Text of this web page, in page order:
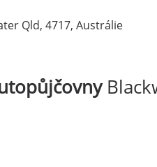
Qld, 4717, Austrálie